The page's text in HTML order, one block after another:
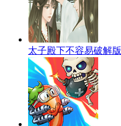
太子殿下不容易破解版